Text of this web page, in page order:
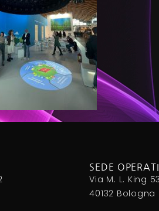
SEDE
Via M. L. King
40132 Bologna